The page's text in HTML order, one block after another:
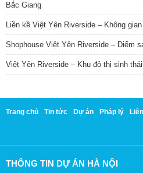
Bắc Giang
Liền kề Việt Yên Riverside – Không
Shophouse Việt Yên Riverside – Điểm
Việt Yên Riverside – Khu đô thị sinh
Trang chủ Tin tức Dự án Pháp lý
THÔNG TIN DỰ ÁN HÀ NỘI